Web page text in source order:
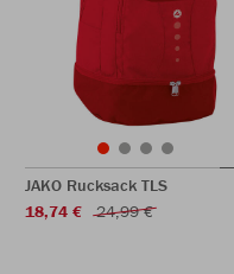
JAKO Rucksack TLS
18,74 €
24,99 €